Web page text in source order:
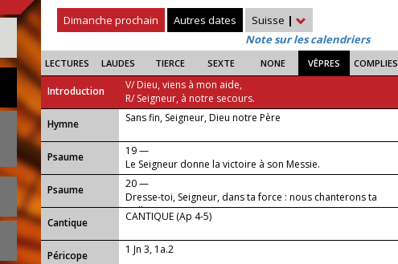
Dimanche prochain
Autres dates Suisse |
Note sur les calendriers
LECTURES LAUDES TIERCE SEXTE NONE VÊPRES COMPLIES
Introduction
V/ Dieu, viens à mon aide,
R/ Seigneur, à notre secours.
...
Hymne Sans fin, Seigneur, Dieu notre Père
Psaume
19 —
Le Seigneur donne la victoire à son Messie.
Psaume
20 —
Dresse-toi, Seigneur, dans ta force : nous chanterons ta
vaillance.
Cantique
CANTIQUE (Ap 4-5)
Péricope 1 Jn 3, 1a.2